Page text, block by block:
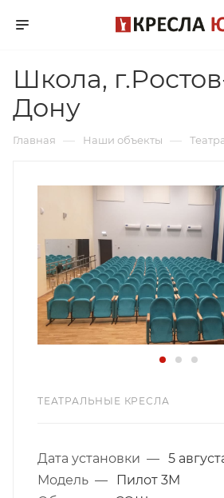
Школа,
Дону
Главная — Наши объекты —
ТЕАТРАЛЬНЫЕ КРЕСЛА
Дата установки — 5
Модель —
Пилот 3М